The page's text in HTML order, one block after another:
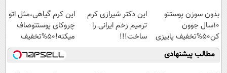
بدون سوزن پوستتو
10سال جوون
کن50%تخفیف پاییزی
این دکتر شیرازی کرم
ترمیم زخم ایرانی را
ساخت!!!
این کرم گیاهی،مثل اتو
چروکای پوستتوصاف
میکنه!50%تخفیف
مطالب پیشنهادی